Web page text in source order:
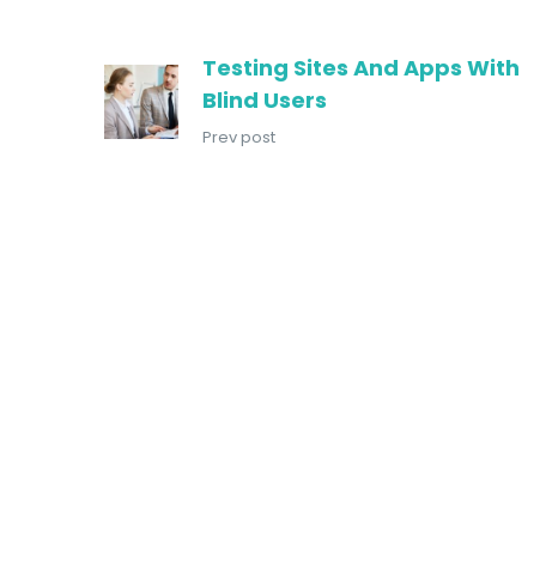
Testing Sites And Apps With
Blind Users
Prev post